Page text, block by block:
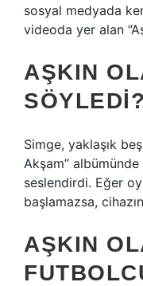
sosyal medyada
videoda yer alan
AŞKIN
SÖYLEDI?
Simge, yaklaşık
Akşam” albümünde
seslendirdi. Eğer
başlamazsa,
AŞKIN